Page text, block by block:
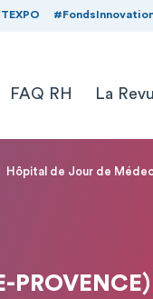
FAQ RH La
Hôpital de Jour de
PROVENCE)